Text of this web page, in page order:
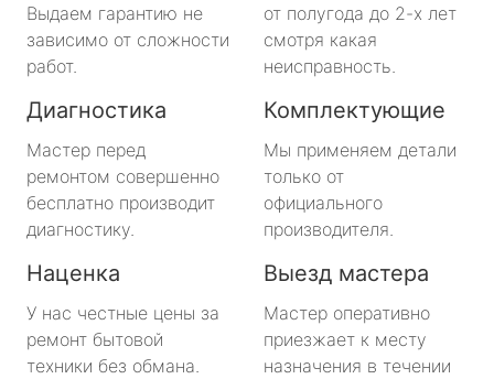
Выдаем гарантию не
зависимо от сложности
работ.
от полугода до 2-х лет
смотря какая
неисправность.
Диагностика
Мастер перед
ремонтом совершенно
бесплатно производит
диагностику.
Комплектующие
Мы применяем детали
только от
официального
производителя.
Наценка
У нас честные цены за
ремонт бытовой
техники без обмана.
Выезд мастера
Мастер оперативно
приезжает к месту
назначения в течении